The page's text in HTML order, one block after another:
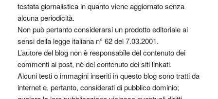
testata giornalistica in quanto viene aggiornato senza
alcuna periodicità.
Non può pertanto considerarsi un prodotto editoriale ai
sensi della legge italiana n° 62 del 7.03.2001.
L’autore del blog non è responsabile del contenuto dei
commenti ai post, nè del contenuto dei siti linkati.
Alcuni testi o immagini inseriti in questo blog sono tratti da
internet e, pertanto, considerati di pubblico dominio;